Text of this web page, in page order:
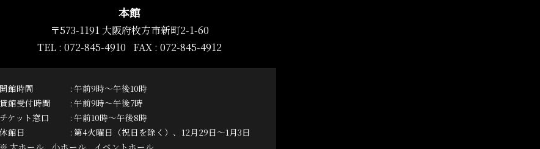
本館
〒573-1191 大阪府枚方市新町2-1-60
TEL : 072-845-4910 FAX : 072-845-4912
開館時間
午前9時～午後10時
貸館受付時間
午前9時～午後7時
チケット窓口
午前10時～午後8時
休館日
第4火曜日（祝日を除く）、12月29日～1月3日
※ 大ホール、小ホール、イベントホール